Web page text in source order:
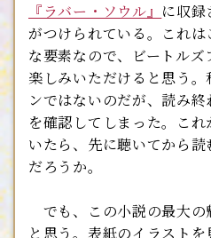
『ラバー・ソウル』 に収
がつけられている。これ
な要素なので、ビートル
楽しみいただけると思う
ンではないのだが、読み
を確認してしまった。こ
いたら、先に聴いてから
だろうか。
でも、この小説の最大の
と思う。表紙のイラスト